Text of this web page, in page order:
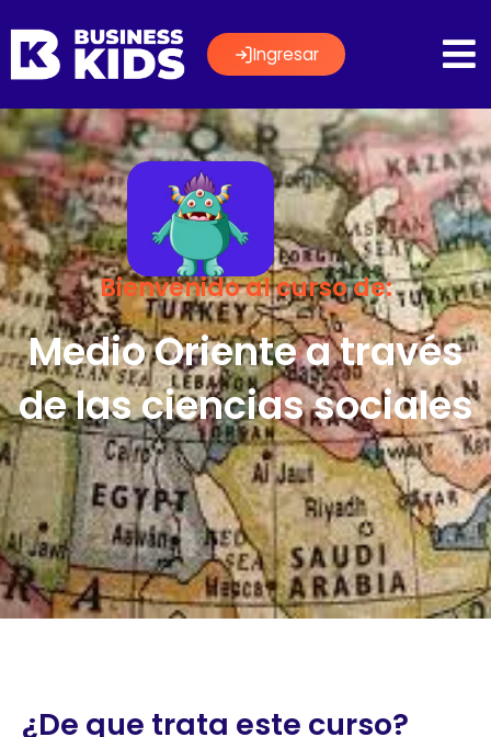
Ingresar
Bienvenido al curso de:
Medio Oriente a través
de las ciencias sociales
¿De que trata este curso?